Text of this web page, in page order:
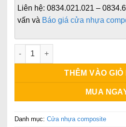
Liên hệ: 0834.021.021 –
vấn và Báo giá cửa nhựa
Cửa nhựa composite tại HCM số
THÊM VÀO GIỎ
MUA
Danh mục: Cửa nhựa composite